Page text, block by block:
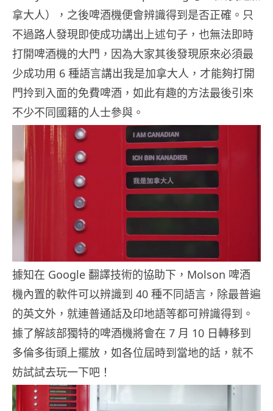
拿大人），之後啤酒機便會辨識得到是否正確。只
不過路人發現即使成功講出上述句子，也無法即時
打開啤酒機的大門，因為大家其後發現原來必須最
少成功用 6 種語言講出我是加拿大人，才能夠打開
門拎到入面的免費啤酒，如此有趣的方法最後引來
不少不同國籍的人士參與。
據知在 Google 翻譯技術的協助下，Molson 啤酒
機內置的軟件可以辨識到 40 種不同語言，除最普遍
的英文外，就連普通話及印地語等都可辨識得到。
據了解該部獨特的啤酒機將會在 7 月 10 日轉移到
多倫多街頭上擺放，如各位屆時到當地的話，就不
妨試試去玩一下吧！